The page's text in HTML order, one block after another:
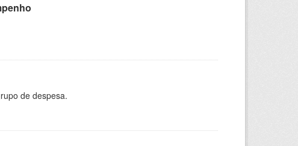
de despesa.